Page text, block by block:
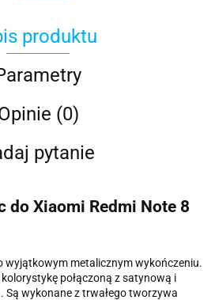
produktu
(0)
pytanie
do Xiaomi Redmi Note 8
wyjątkowym metalicznym wykończeniu.
połączoną z satynową i
Są wykonane z trwałego tworzywa